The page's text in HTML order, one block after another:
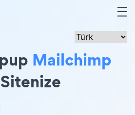
Mailchimp